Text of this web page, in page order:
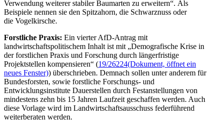
Verwendung weiterer stabiler Baumarten zu erweitern“. Als
Beispiele nennen sie den Spitzahorn, die Schwarznuss oder
die Vogelkirsche.
Forstliche Praxis: Ein vierter AfD-Antrag mit
landwirtschaftspolitischem Inhalt ist mit „Demografische Krise in
der forstlichen Praxis und Forschung durch längerfristige
Projektstellen kompensieren“ (19/26224(Dokument, öffnet ein
neues Fenster)) überschrieben. Demnach sollen unter anderem für
Bundesforsten, sowie forstliche Forschungs- und
Entwicklungsinstitute Dauerstellen durch Festanstellungen von
mindestens zehn bis 15 Jahren Laufzeit geschaffen werden. Auch
diese Vorlage wird im Landwirtschaftsausschuss federführend
weiterberaten werden.